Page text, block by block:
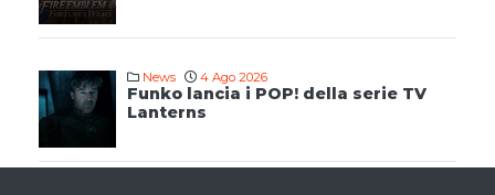
News 4 Ago 2026
Funko lancia i POP! della serie TV
Lanterns